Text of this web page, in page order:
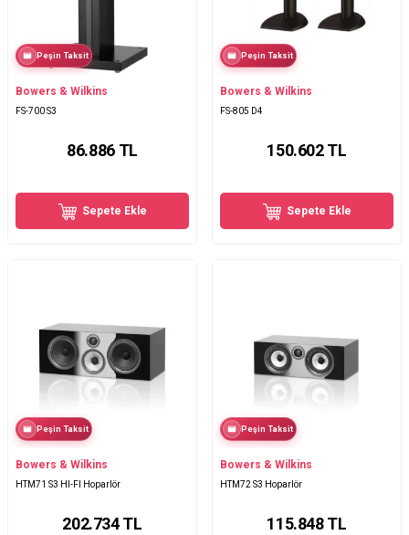
Peşin Taksit
Bowers & Wilkins
FS-700 S3
86.886TL
Sepete Ekle
Peşin Taksit
Bowers & Wilkins
FS-805 D4
150.602TL
Sepete Ekle
Peşin Taksit
Bowers & Wilkins
HTM71 S3 HI-FI Hoparlör
202.734TL
Peşin Taksit
Bowers & Wilkins
HTM72 S3 Hoparlör
115.848TL